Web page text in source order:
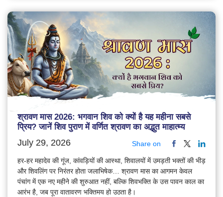
श्रावण मास 2026: भगवान शिव को क्यों है यह महीना सबसे
प्रिय? जानें शिव पुराण में वर्णित श्रावण का अद्भुत माहात्म्य
July 29, 2026 Share on
हर-हर महादेव की गूंज, कांवड़ियों की आस्था, शिवालयों में उमड़ती भक्तों की भीड़
और शिवलिंग पर निरंतर होता जलाभिषेक… श्रावण मास का आगमन केवल
पंचांग में एक नए महीने की शुरुआत नहीं, बल्कि शिवभक्ति के उस पावन काल का
आरंभ है, जब पूरा वातावरण भक्तिमय हो उठता है।